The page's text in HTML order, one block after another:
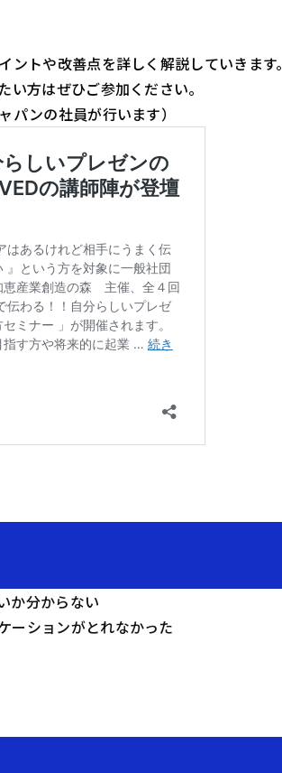
トや改善点を詳しく解説していきます。
方はぜひご参加ください。
パンの社員が行います）
か分からない
ーションがとれなかった